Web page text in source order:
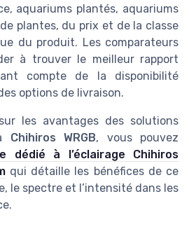
aquariums plantés, aquariums
plantes, du prix et de la classe
du produit. Les comparateurs
à trouver le meilleur rapport
compte de la disponibilité
options de livraison.
les avantages des solutions
Chihiros WRGB, vous pouvez
dédié à l’éclairage Chihiros
qui détaille les bénéfices de ce
le spectre et l’intensité dans les